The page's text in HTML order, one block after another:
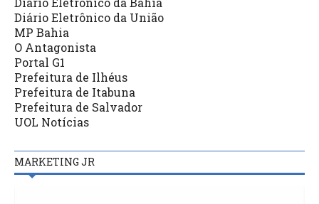
Diário Eletrônico da União
MP Bahia
O Antagonista
Portal G1
Prefeitura de Ilhéus
Prefeitura de Itabuna
Prefeitura de Salvador
UOL Notícias
MARKETING JR